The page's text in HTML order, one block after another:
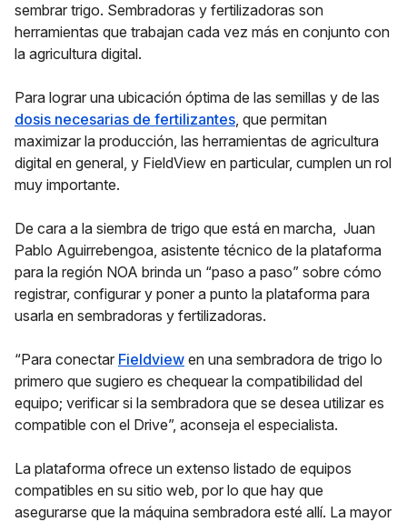
sembrar trigo. Sembradoras y fertilizadoras son
herramientas que trabajan cada vez más en conjunto con
la agricultura digital.
Para lograr una ubicación óptima de las semillas y de las
dosis necesarias de fertilizantes, que permitan
maximizar la producción, las herramientas de agricultura
digital en general, y FieldView en particular, cumplen un rol
muy importante.
De cara a la siembra de trigo que está en marcha, Juan
Pablo Aguirrebengoa, asistente técnico de la plataforma
para la región NOA brinda un “paso a paso” sobre cómo
registrar, configurar y poner a punto la plataforma para
usarla en sembradoras y fertilizadoras.
“Para conectar Fieldview en una sembradora de trigo lo
primero que sugiero es chequear la compatibilidad del
equipo; verificar si la sembradora que se desea utilizar es
compatible con el Drive”, aconseja el especialista.
La plataforma ofrece un extenso listado de equipos
compatibles en su sitio web, por lo que hay que
asegurarse que la máquina sembradora esté allí. La mayor